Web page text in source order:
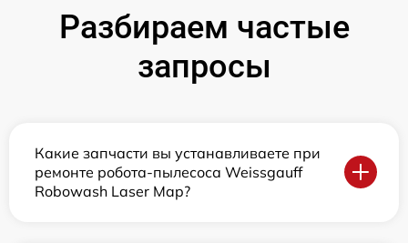
Разбираем частые
запросы
Какие запчасти вы устанавливаете при
ремонте робота-пылесоса Weissgauff
Robowash Laser Map?